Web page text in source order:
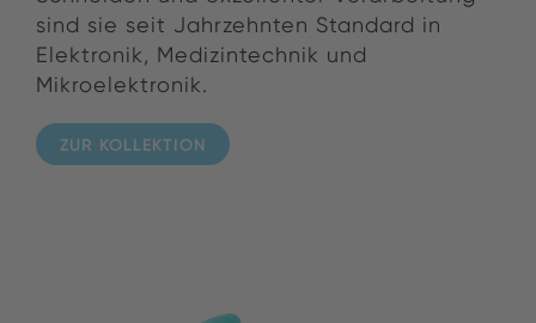
sind sie seit Jahrzehnten Standard in
Elektronik, Medizintechnik und
Mikroelektronik.
ZUR KOLLEKTION